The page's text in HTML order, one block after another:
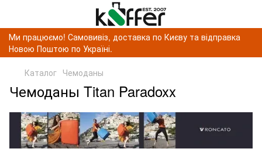
Ми працюємо! Самовивіз, доставка по Києву та відправка
Новою Поштою по Україні.
Каталог Чемоданы
Чемоданы Titan Paradoxx